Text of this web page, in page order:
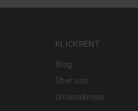
KLICKRENT
Blog
Über uns
Unternehmen